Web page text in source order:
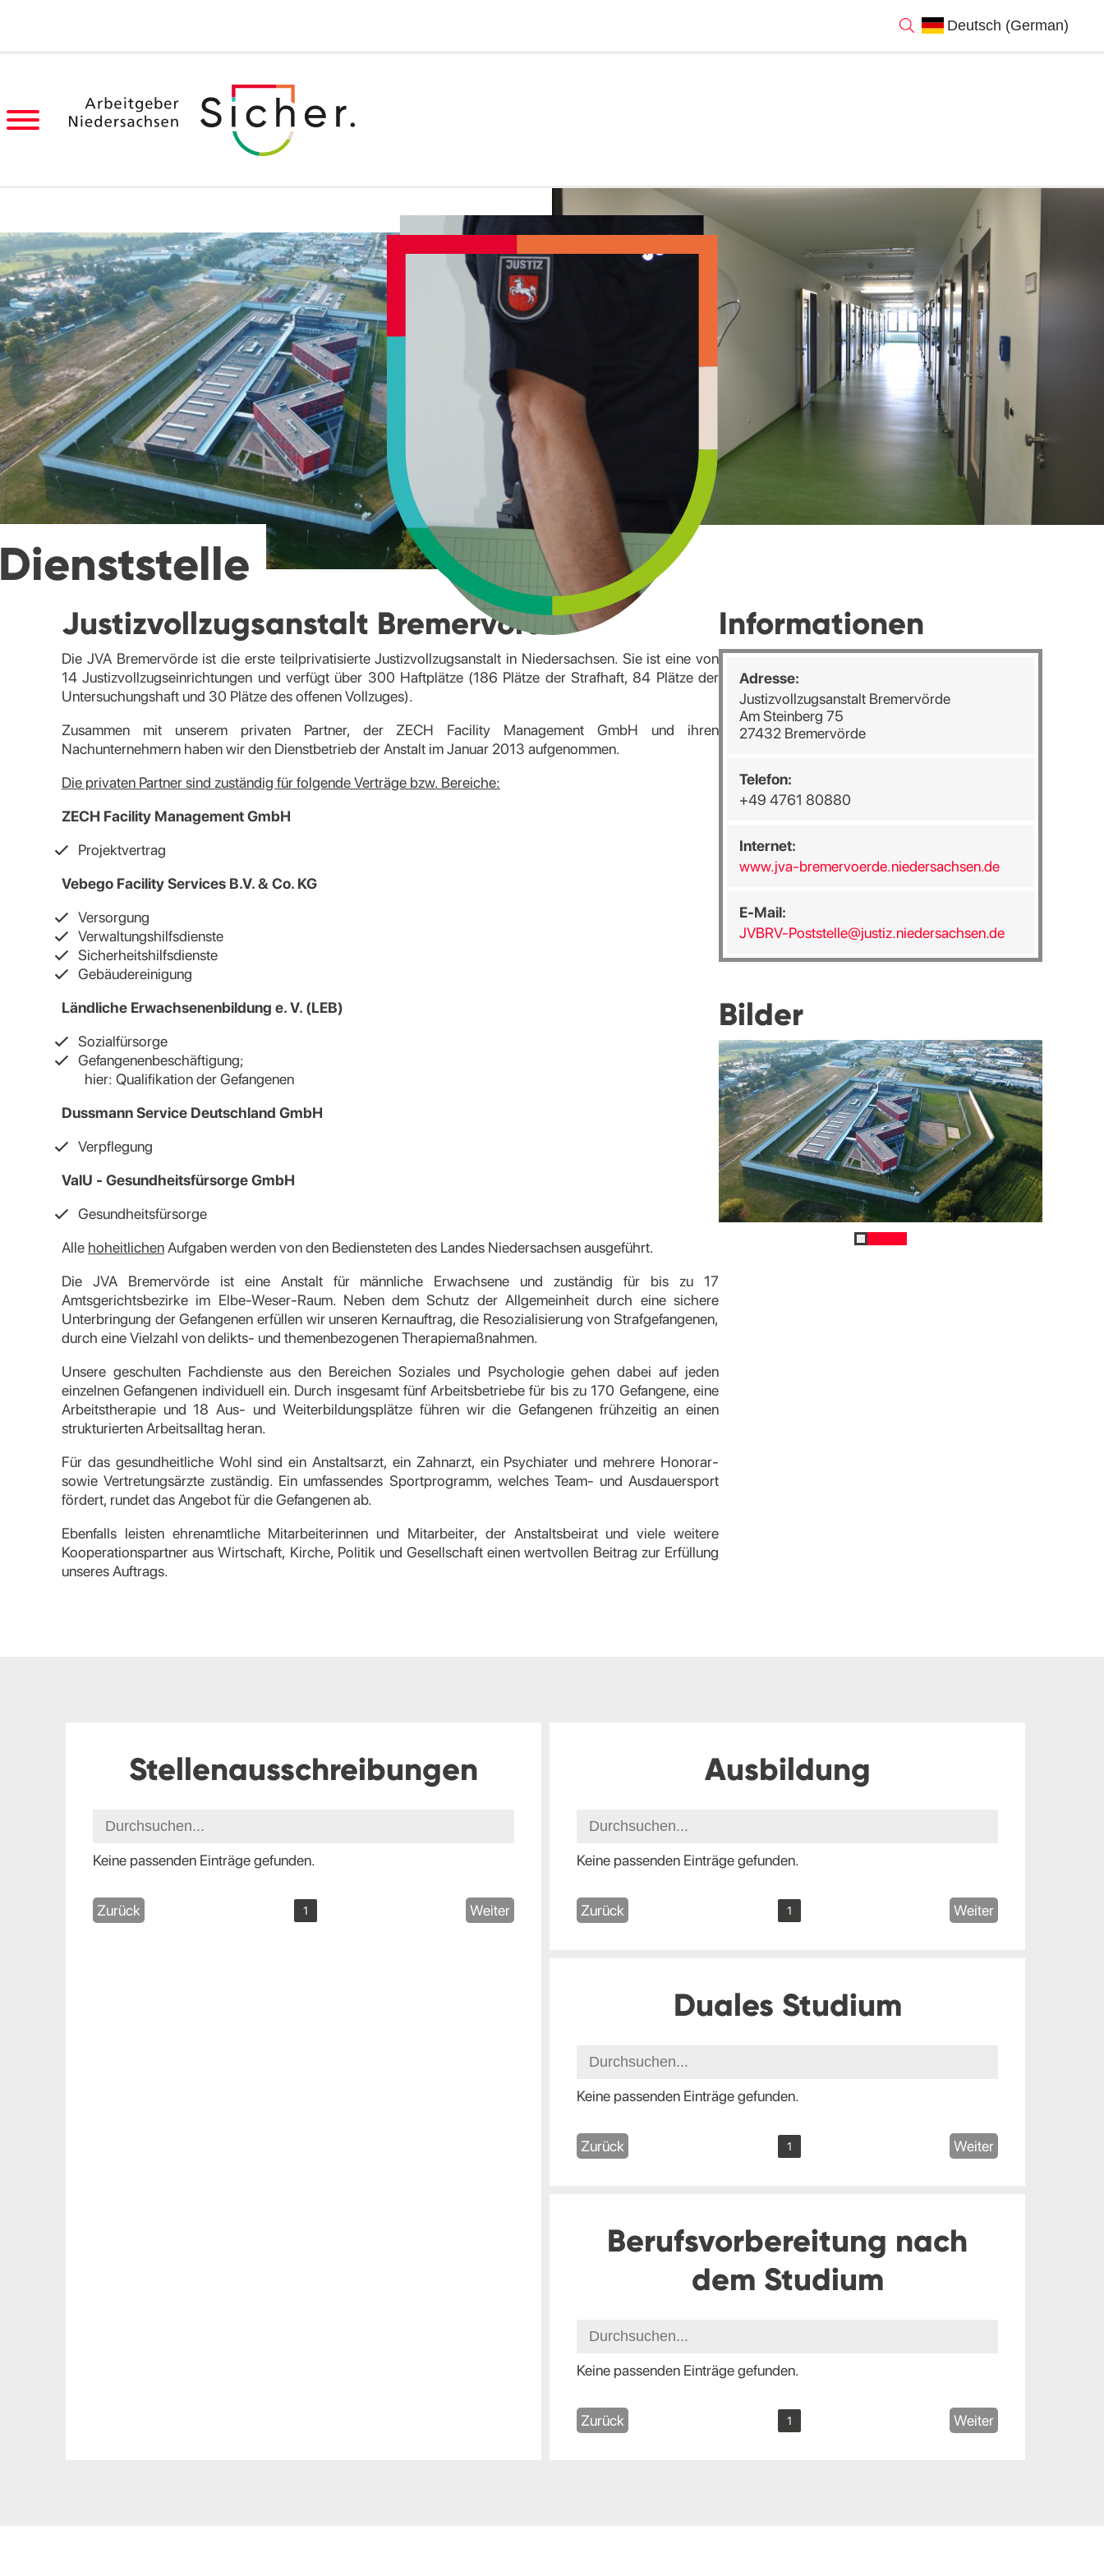
Justizvollzugsanstalt Bremervörde
Die JVA Bremervörde ist die erste teilprivatisierte Justizvollzugsanstalt in Niedersachsen. Sie ist eine von
14 Justizvollzugseinrichtungen und verfügt über 300 Haftplätze (186 Plätze der Strafhaft, 84 Plätze der
Untersuchungshaft und 30 Plätze des offenen Vollzuges).
Zusammen mit unserem privaten Partner, der ZECH Facility Management GmbH und ihren
Nachunternehmern haben wir den Dienstbetrieb der Anstalt im Januar 2013 aufgenommen.
Die privaten Partner sind zuständig für folgende Verträge bzw. Bereiche:
ZECH Facility Management GmbH
Projektvertrag
Vebego Facility Services B.V. & Co. KG
Versorgung
Verwaltungshilfsdienste
Sicherheitshilfsdienste
Gebäudereinigung
Ländliche Erwachsenenbildung e. V. (LEB)
Sozialfürsorge
Gefangenenbeschäftigung;
hier: Qualifikation der Gefangenen
Dussmann Service Deutschland GmbH
Verpflegung
ValU - Gesundheitsfürsorge GmbH
Gesundheitsfürsorge
Alle hoheitlichenAufgaben werden von den Bediensteten des Landes Niedersachsen ausgeführt.
Die JVA Bremervörde ist eine Anstalt für männliche Erwachsene und zuständig für bis zu 17
Amtsgerichtsbezirke im Elbe-Weser-Raum. Neben dem Schutz der Allgemeinheit durch eine sichere
Unterbringung der Gefangenen erfüllen wir unseren Kernauftrag, die Resozialisierung von Strafgefangenen,
durch eine Vielzahl von delikts- und themenbezogenen Therapiemaßnahmen.
Unsere geschulten Fachdienste aus den Bereichen Soziales und Psychologie gehen dabei auf jeden
einzelnen Gefangenen individuell ein. Durch insgesamt fünf Arbeitsbetriebe für bis zu 170 Gefangene, eine
Arbeitstherapie und 18 Aus- und Weiterbildungsplätze führen wir die Gefangenen frühzeitig an einen
strukturierten Arbeitsalltag heran.
Für das gesundheitliche Wohl sind ein Anstaltsarzt, ein Zahnarzt, ein Psychiater und mehrere Honorar-
sowie Vertretungsärzte zuständig. Ein umfassendes Sportprogramm, welches Team- und Ausdauersport
fördert, rundet das Angebot für die Gefangenen ab.
Ebenfalls leisten ehrenamtliche Mitarbeiterinnen und Mitarbeiter, der Anstaltsbeirat und viele weitere
Kooperationspartner aus Wirtschaft, Kirche, Politik und Gesellschaft einen wertvollen Beitrag zur Erfüllung
unseres Auftrags.
Informationen
Adresse:
Justizvollzugsanstalt Bremervörde
Am Steinberg 75
27432 Bremervörde
Telefon:
+49 4761 80880
Internet:
www.jva-bremervoerde.niedersachsen.de
E-Mail:
JVBRV-Poststelle@justiz.niedersachsen.de
Bilder
Stellenausschreibungen
Keine passenden Einträge gefunden.
Zurück 1 Weiter
Ausbildung
Keine passenden Einträge gefunden.
Zurück 1 Weiter
Duales Studium
Keine passenden Einträge gefunden.
Zurück 1 Weiter
Berufsvorbereitung nach
dem Studium
Keine passenden Einträge gefunden.
Zurück 1 Weiter